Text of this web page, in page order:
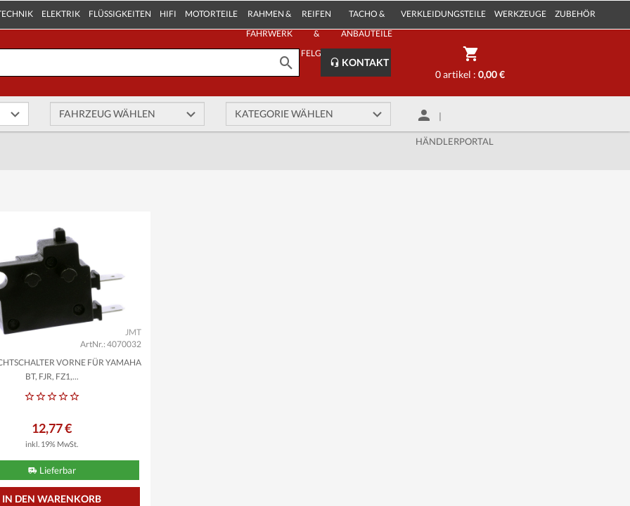
ELEKTRIK FLÜSSIGKEITEN HIFI MOTORTEILE
RAHMEN &
FAHRWERK
REIFEN
&
FELGEN
TACHO &
ANBAUTEILE
VERKLEIDUNGSTEILE WERKZEUGE ZUBEHÖR
KONTAKT
0 artikel :0,00 €
|
HÄNDLERPORTAL
ArtNr.: 4070032
JMT
VORNE FÜR YAMAHA
BT, FJR, FZ1,...
12,77 €
inkl. 19% MwSt.
Lieferbar